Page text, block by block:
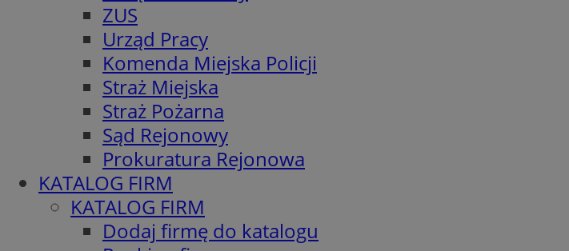
ZUS
Urząd Pracy
Komenda Miejska Policji
Straż Miejska
Straż Pożarna
Sąd Rejonowy
Prokuratura Rejonowa
KATALOG FIRM
KATALOG FIRM
Dodaj firmę do katalogu